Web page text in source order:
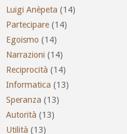
Luigi Anèpeta (14)
Partecipare (14)
Egoismo (14)
Narrazioni (14)
Reciprocità (14)
Informatica (13)
Speranza (13)
Autorità (13)
Utilità (13)